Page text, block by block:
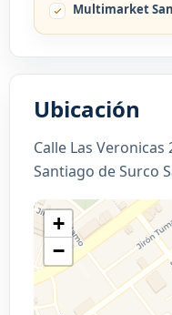
Multimarket
Ubicación
Calle Las
Santiago de Surco
+
−